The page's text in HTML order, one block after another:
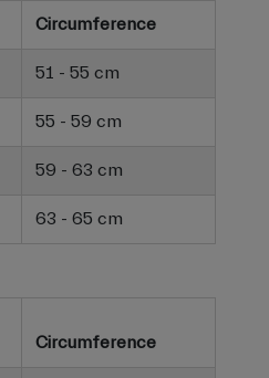
Circumference
51 - 55 cm
55 - 59 cm
59 - 63 cm
63 - 65 cm
Circumference